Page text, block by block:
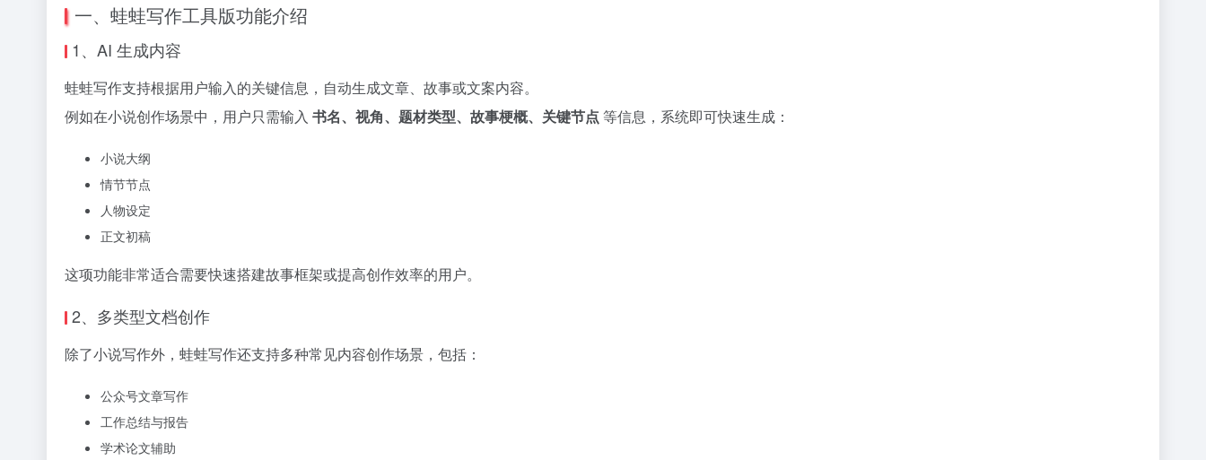
一、蛙蛙写作工具版功能介绍
1、AI 生成内容
蛙蛙写作支持根据用户输入的关键信息，自动生成文章、故事或文案内容。
例如在小说创作场景中，用户只需输入 书名、视角、题材类型、故事梗概、关键节点 等信息，系统即可快速生成：
小说大纲
情节节点
人物设定
正文初稿
这项功能非常适合需要快速搭建故事框架或提高创作效率的用户。
2、多类型文档创作
除了小说写作外，蛙蛙写作还支持多种常见内容创作场景，包括：
公众号文章写作
工作总结与报告
学术论文辅助